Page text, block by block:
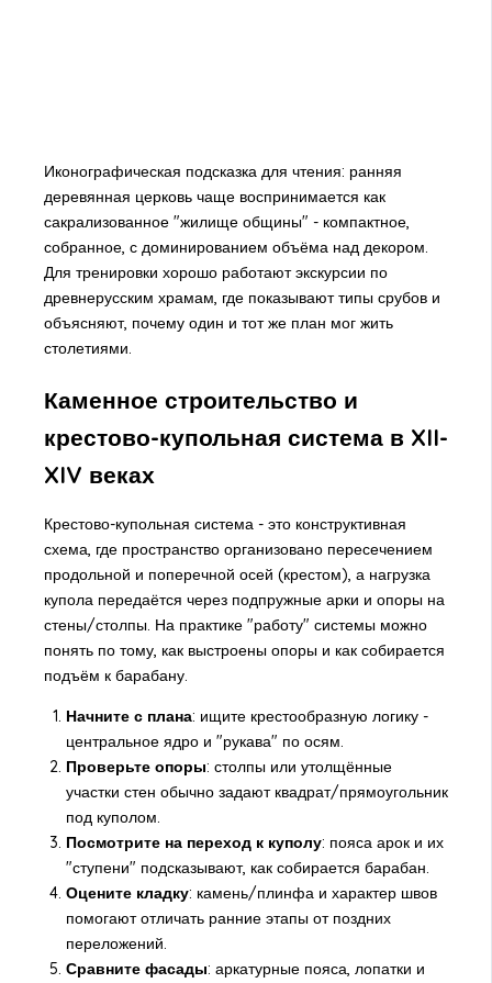
Иконографическая подсказка для чтения: ранняя
деревянная церковь чаще воспринимается как
сакрализованное "жилище общины" - компактное,
собранное, с доминированием объёма над декором.
Для тренировки хорошо работают экскурсии по
древнерусским храмам, где показывают типы срубов и
объясняют, почему один и тот же план мог жить
столетиями.
Каменное строительство и
крестово-купольная система в XII-
XIV веках
Крестово-купольная система - это конструктивная
схема, где пространство организовано пересечением
продольной и поперечной осей (крестом), а нагрузка
купола передаётся через подпружные арки и опоры на
стены/столпы. На практике "работу" системы можно
понять по тому, как выстроены опоры и как собирается
подъём к барабану.
Начните с плана: ищите крестообразную логику -
центральное ядро и "рукава" по осям.
Проверьте опоры: столпы или утолщённые
участки стен обычно задают квадрат/прямоугольник
под куполом.
Посмотрите на переход к куполу: пояса арок и их
"ступени" подсказывают, как собирается барабан.
Оцените кладку: камень/плинфа и характер швов
помогают отличать ранние этапы от поздних
переложений.
Сравните фасады: аркатурные пояса, лопатки и